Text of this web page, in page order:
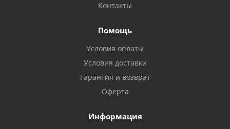
Контакты
Помощь
Условия оплаты
Условия доставки
Гарантия и возврат
Оферта
Информация